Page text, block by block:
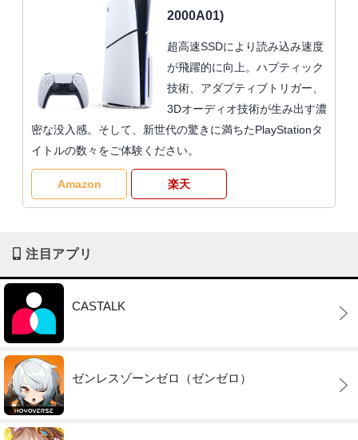
2000A01)
超高速SSDにより読み込み速度
が飛躍的に向上。ハプティック
技術、アダプティブトリガー、
3Dオーディオ技術が生み出す濃
密な没入感。そして、新世代の驚きに満ちたPlayStationタ
イトルの数々をご体験ください。
Amazon 楽天
注目アプリ
CASTALK
ゼンレスゾーンゼロ（ゼンゼロ）